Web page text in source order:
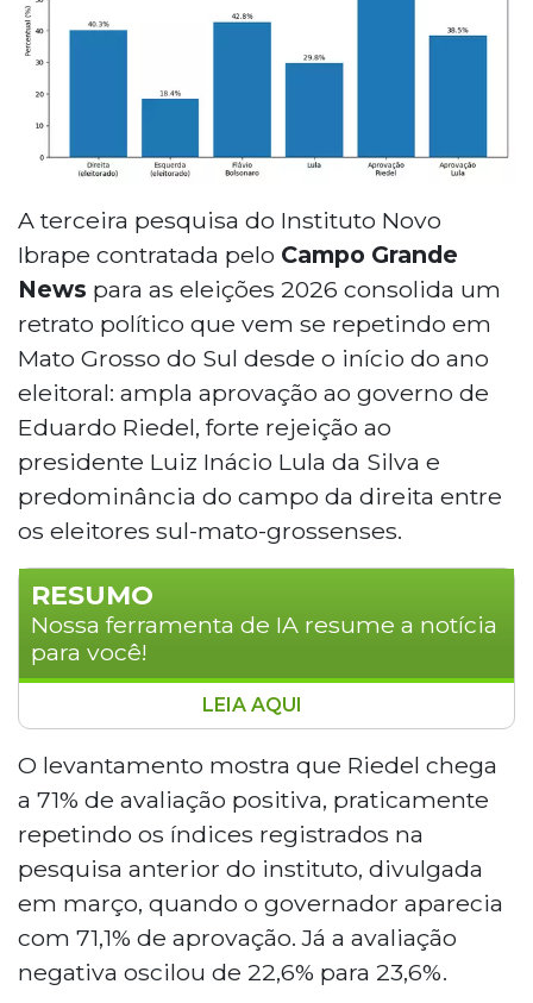
A terceira pesquisa do Instituto Novo
Ibrape contratada pelo Campo Grande
News para as eleições 2026 consolida um
retrato político que vem se repetindo em
Mato Grosso do Sul desde o início do ano
eleitoral: ampla aprovação ao governo de
Eduardo Riedel, forte rejeição ao
presidente Luiz Inácio Lula da Silva e
predominância do campo da direita entre
os eleitores sul-mato-grossenses.
RESUMO
Nossa ferramenta de IA resume a notícia
para você!
Pesquisa do Instituto Novo Ibrape
contratada pelo Campo Grande News
aponta que o governador Eduardo Riedel
lidera a corrida pela reeleição com 46,6%
das intenções de voto e 71% de
aprovação, enquanto o presidente Lula
registra 60,1% de rejeição no Estado. Fábio
Trad cresce para 17,5% e se firma como
principal opositor. O senador Flávio
Bolsonaro lidera a disputa presidencial
LEIA AQUI
O levantamento mostra que Riedel chega
a 71% de avaliação positiva, praticamente
repetindo os índices registrados na
pesquisa anterior do instituto, divulgada
em março, quando o governador aparecia
com 71,1% de aprovação. Já a avaliação
negativa oscilou de 22,6% para 23,6%.